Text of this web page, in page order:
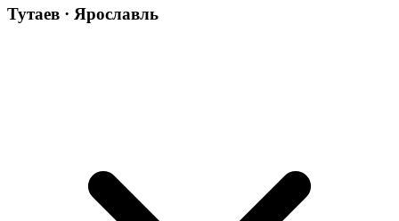
Тутаев · Ярославль